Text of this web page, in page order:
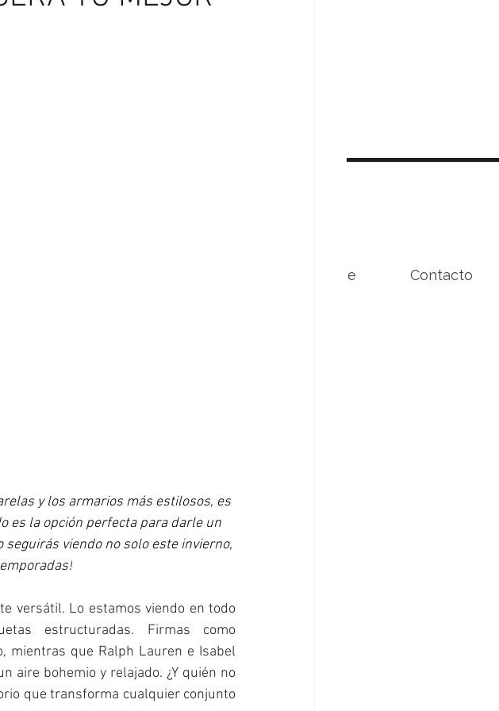
Conóceme Contacto
y los armarios más estilosos, es
es la opción perfecta para darle un
viendo no solo este invierno,
versátil. Lo estamos viendo en todo
estructuradas. Firmas como
mientras que Ralph Lauren e Isabel
aire bohemio y relajado. ¿Y quién no
que transforma cualquier conjunto